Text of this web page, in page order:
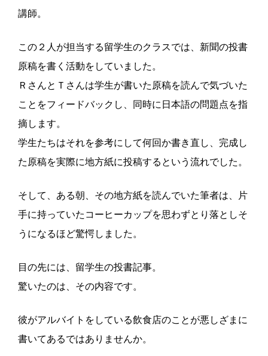
講師。
この２人が担当する留学生のクラスでは、新聞の投書
原稿を書く活動をしていました。
ＲさんとＴさんは学生が書いた原稿を読んで気づいた
ことをフィードバックし、同時に日本語の問題点を指
摘します。
学生たちはそれを参考にして何回か書き直し、完成し
た原稿を実際に地方紙に投稿するという流れでした。
そして、ある朝、その地方紙を読んでいた筆者は、片
手に持っていたコーヒーカップを思わずとり落としそ
うになるほど驚愕しました。
目の先には、留学生の投書記事。
驚いたのは、その内容です。
彼がアルバイトをしている飲食店のことが悪しざまに
書いてあるではありませんか。